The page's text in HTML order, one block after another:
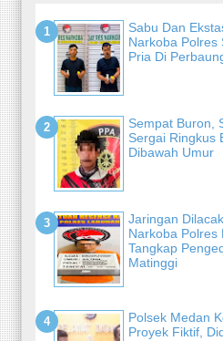
Sabu Dan
Narkoba Polres
Pria Di
Sempat Buron,
Sergai Ringkus
Dibawah Umur
Jaringan
Narkoba Polres
Tangkap
Matinggi
Polsek Medan
Proyek Fiktif,